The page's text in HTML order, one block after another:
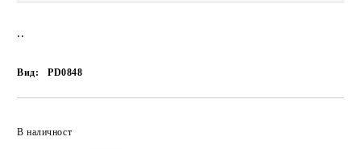
..
Вид: PD0848
В наличност